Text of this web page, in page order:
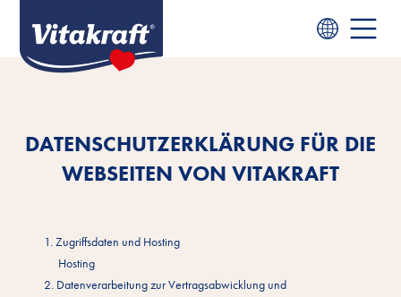
DATENSCHUTZERKLÄRUNG FÜR DIE
WEBSEITEN VON VITAKRAFT
1. Zugriffsdaten und Hosting
Hosting
2. Datenverarbeitung zur Vertragsabwicklung und